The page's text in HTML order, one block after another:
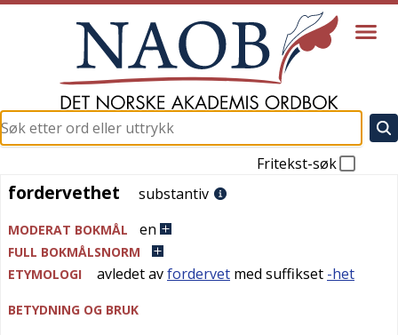
Fritekst-søk
fordervethet
fordervethet substantiv
MODERAT BOKMÅL en
FULL BOKMÅLSNORM
ETYMOLOGI
avledet avfordervet med suffikset -het
BETYDNING OG BRUK